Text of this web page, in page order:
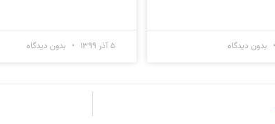
بدون دیدگاه ۵ آذر ۱۳۹۹ بدون دیدگاه